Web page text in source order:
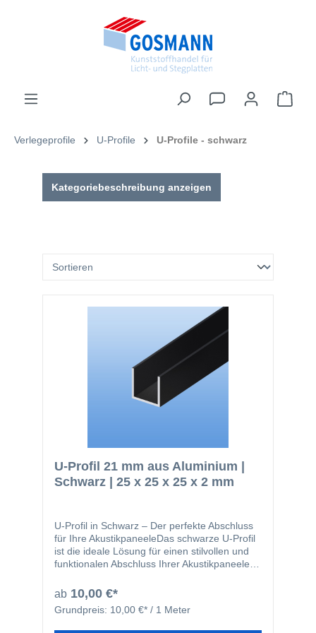
Verlegeprofile U-Profile U-Profile - schwarz
Kategoriebeschreibung anzeigen
U-Profil 21 mm aus Aluminium |
Schwarz | 25 x 25 x 25 x 2 mm
U-Profil in Schwarz – Der perfekte Abschluss
für Ihre AkustikpaneeleDas schwarze U-Profil
ist die ideale Lösung für einen stilvollen und
funktionalen Abschluss Ihrer Akustikpaneele.
Abschluss – mit den Maßen 25x25x25 mm
und einer robusten Wandstärke von 2 mm
bietet es eine optisch ansprechende
ab 10,00 €*
Grundpreis: 10,00 €* / 1 Meter